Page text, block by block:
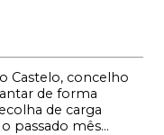
Castelo, concelho
de forma
de carga
passado mês...